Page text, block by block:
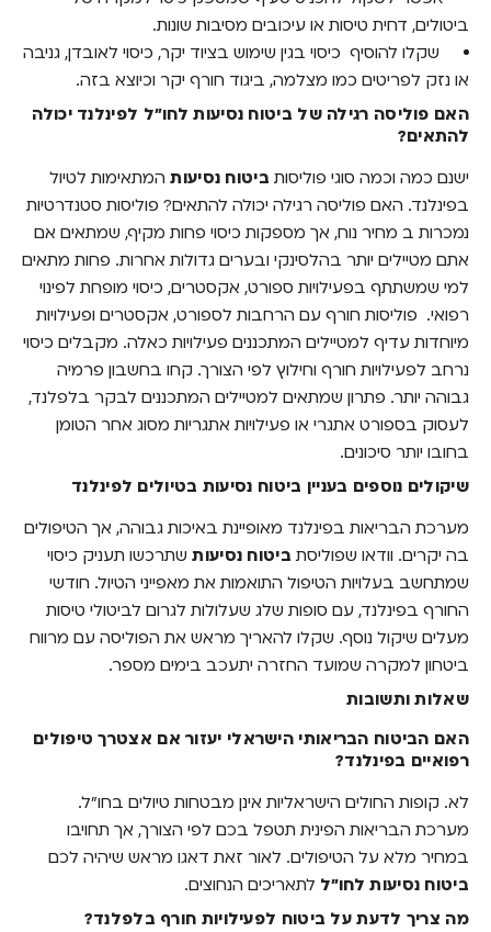
ביטולים, דחית טיסות או עיכובים מסיבות שונות.
שקלו להוסיף כיסוי בגין שימוש בציוד יקר, כיסוי לאובדן, גניבה
או נזק לפריטים כמו מצלמה, ביגוד חורף יקר וכיוצא בזה.
האם פוליסה רגילה של ביטוח נסיעות לחו"ל לפינלנד יכולה
להתאים?
ישנם כמה וכמה סוגי פוליסות ביטוח נסיעותהמתאימות לטיול
בפינלנד. האם פוליסה רגילה יכולה להתאים? פוליסות סטנדרטיות
נמכרות ב מחיר נוח, אך מספקות כיסוי פחות מקיף, שמתאים אם
אתם מטיילים יותר בהלסינקי ובערים גדולות אחרות. פחות מתאים
למי שמשתתף בפעילויות ספורט, אקסטרים, כיסוי מופחת לפינוי
רפואי. פוליסות חורף עם הרחבות לספורט, אקסטרים ופעילויות
מיוחדות עדיף למטיילים המתכננים פעילויות כאלה. מקבלים כיסוי
נרחב לפעילויות חורף וחילוץ לפי הצורך. קחו בחשבון פרמיה
גבוהה יותר. פתרון שמתאים למטיילים המתכננים לבקר בלפלנד,
לעסוק בספורט אתגרי או פעילויות אתגריות מסוג אחר הטומן
בחובו יותר סיכונים.
שיקולים נוספים בעניין ביטוח נסיעות בטיולים לפינלנד
מערכת הבריאות בפינלנד מאופיינת באיכות גבוהה, אך הטיפולים
בה יקרים. וודאו שפוליסת ביטוח נסיעותשתרכשו תעניק כיסוי
שמתחשב בעלויות הטיפול התואמות את מאפייני הטיול. חודשי
החורף בפינלנד, עם סופות שלג שעלולות לגרום לביטולי טיסות
מעלים שיקול נוסף. שקלו להאריך מראש את הפוליסה עם מרווח
ביטחון למקרה שמועד החזרה יתעכב בימים מספר.
שאלות ותשובות
האם הביטוח הבריאותי הישראלי יעזור אם אצטרך טיפולים
רפואיים בפינלנד?
לא. קופות החולים הישראליות אינן מבטחות טיולים בחו"ל.
מערכת הבריאות הפינית תטפל בכם לפי הצורך, אך תחויבו
במחיר מלא על הטיפולים. לאור זאת דאגו מראש שיהיה לכם
ביטוח נסיעות לחו"ל לתאריכים הנחוצים.
מה צריך לדעת על ביטוח לפעילויות חורף בלפלנד?